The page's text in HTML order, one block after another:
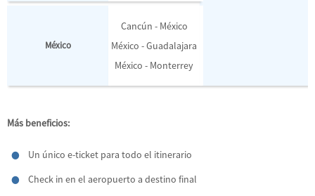
México
Cancún - México
México - Guadalajara
México - Monterrey
Más beneficios:
Un único e-ticket para todo el itinerario
Check in en el aeropuerto a destino final